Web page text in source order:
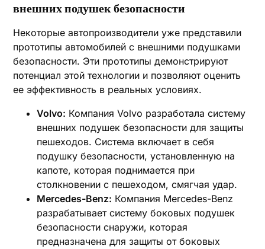
внешних подушек безопасности
Некоторые автопроизводители уже представили
прототипы автомобилей с внешними подушками
безопасности. Эти прототипы демонстрируют
потенциал этой технологии и позволяют оценить
ее эффективность в реальных условиях.
Volvo: Компания Volvo разработала систему
внешних подушек безопасности для защиты
пешеходов. Система включает в себя
подушку безопасности, установленную на
капоте, которая поднимается при
столкновении с пешеходом, смягчая удар.
Mercedes-Benz: Компания Mercedes-Benz
разрабатывает систему боковых подушек
безопасности снаружи, которая
предназначена для защиты от боковых